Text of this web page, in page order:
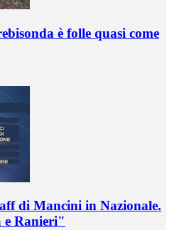
è folle quasi come
di Mancini in Nazionale.
e Ranieri"